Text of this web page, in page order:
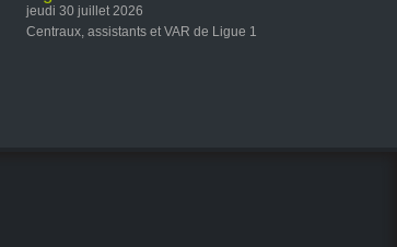
jeudi 30 juillet 2026
Centraux, assistants et VAR de Ligue 1